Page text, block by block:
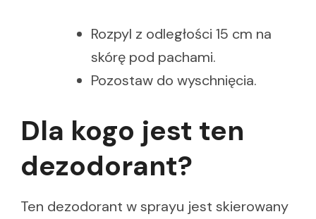
Rozpyl z odległości 15 cm na
skórę pod pachami.
Pozostaw do wyschnięcia.
Dla kogo jest ten
dezodorant?
Ten dezodorant w sprayu jest skierowany